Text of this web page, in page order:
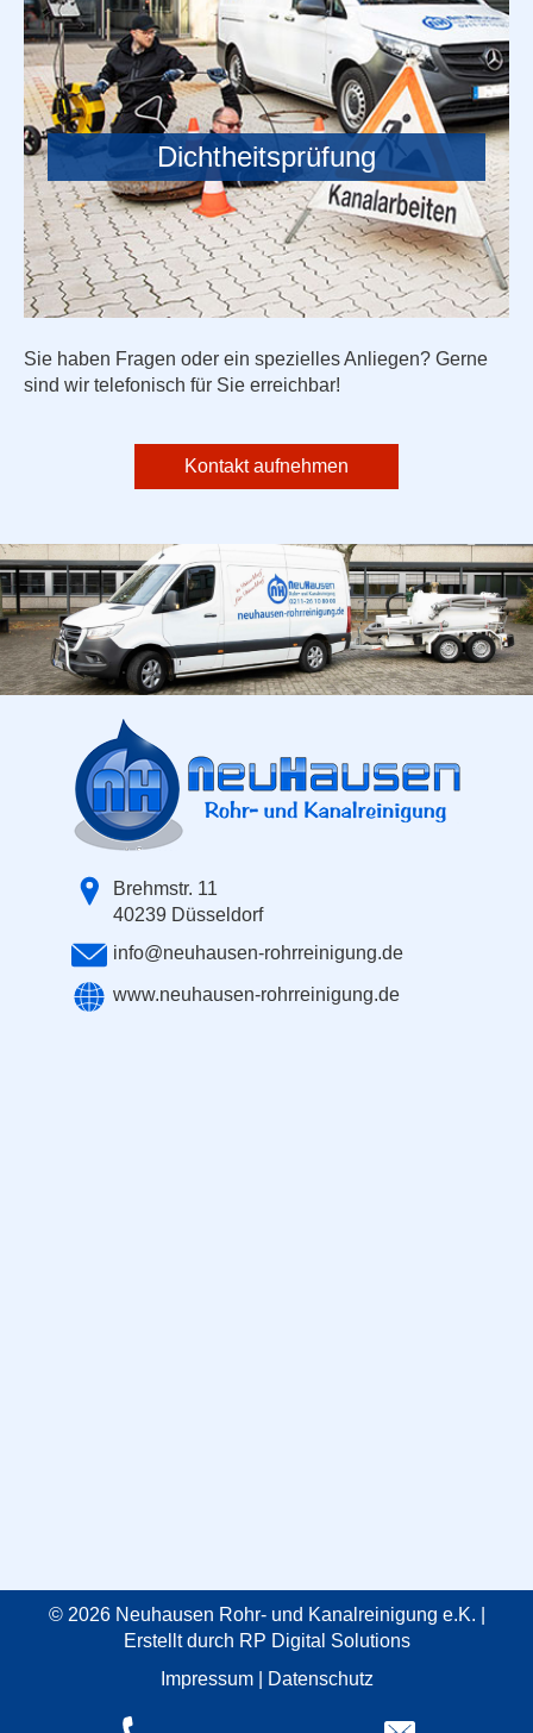
Dichtheitsprüfung
Sie haben Fragen oder ein spezielles Anliegen? Gerne
sind wir telefonisch für Sie erreichbar!
Kontakt aufnehmen
Brehmstr. 11
40239 Düsseldorf
info@neuhausen-rohrreinigung.de
www.neuhausen-rohrreinigung.de
© 2026 Neuhausen Rohr- und Kanalreinigung e.K. |
Erstellt durch RP Digital Solutions
Impressum| Datenschutz